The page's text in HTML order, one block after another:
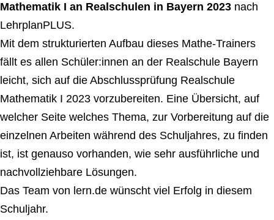
Mathematik I an Realschulen in Bayern 2023 nach
LehrplanPLUS.
Mit dem strukturierten Aufbau dieses Mathe-Trainers
fällt es allen Schüler:innen an der Realschule Bayern
leicht, sich auf die Abschlussprüfung Realschule
Mathematik I 2023 vorzubereiten. Eine Übersicht, auf
welcher Seite welches Thema, zur Vorbereitung auf die
einzelnen Arbeiten während des Schuljahres, zu finden
ist, ist genauso vorhanden, wie sehr ausführliche und
nachvollziehbare Lösungen.
Das Team von lern.de wünscht viel Erfolg in diesem
Schuljahr.